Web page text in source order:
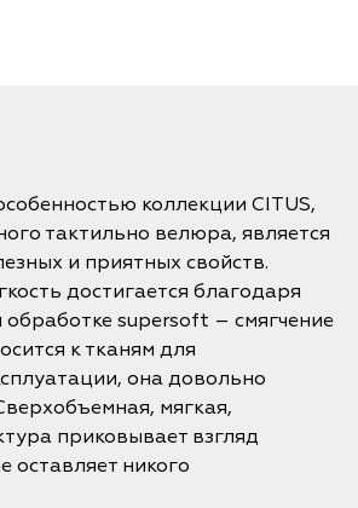
коллекции CITUS,
тактильно велюра, является
и приятных свойств.
достигается благодаря
supersoft – смягчение
к тканям для
она довольно
мягкая,
приковывает взгляд
оставляет никого